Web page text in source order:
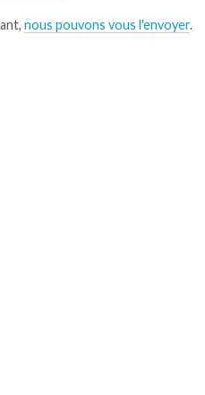
nous pouvons vous l'envoyer.